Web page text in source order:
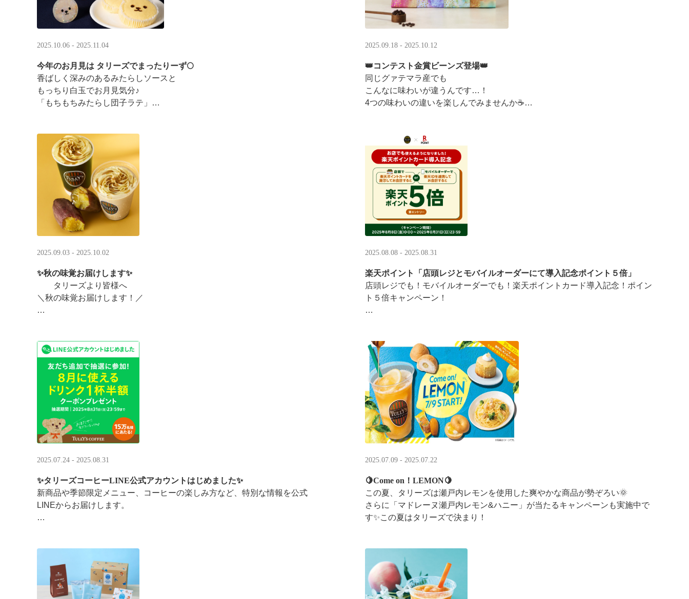
2025.10.06 - 2025.11.04
今年のお月見は タリーズでまったりーず🌕
香ばしく深みのあるみたらしソースと
もっちり白玉でお月見気分♪
「もちもちみたらし団子ラテ」
お月様をモチーフにした
まんまるベアフルも皆様のご来店をお待ちしていま ···
2025.09.18 - 2025.10.12
👑コンテスト金賞ビーンズ登場👑
同じグァテマラ産でも
こんなに味わいが違うんです…！
4つの味わいの違いを楽しんでみませんか☕
グァテマラコーヒー体験イベントも実施中▼
2025.09.03 - 2025.10.02
✨秋の味覚お届けします✨
タリーズより皆様へ
＼秋の味覚お届けします！／
実りの秋らしいほっこりフードも続々登場です♪
涼しい店内で一足早い秋の訪 ···
2025.08.08 - 2025.08.31
楽天ポイント「店頭レジとモバイルオーダーにて導入記念ポイント５倍」
店頭レジでも！モバイルオーダーでも！楽天ポイントカード導入記念！ポイン
ト５倍キャンペーン！
8/8（金）0:00～8/31 ···
2025.07.24 - 2025.08.31
✨タリーズコーヒーLINE公式アカウントはじめました✨
新商品や季節限定メニュー、コーヒーの楽しみ方など、特別な情報を公式
LINEからお届けします。
2025.07.09 - 2025.07.22
🍋Come on！LEMON🍋
この夏、タリーズは瀬戸内レモンを使用した爽やかな商品が勢ぞろい🌞
さらに「マドレーヌ瀬戸内レモン&ハニー」が当たるキャンペーンも実施中で
す✨この夏はタリーズで決まり！